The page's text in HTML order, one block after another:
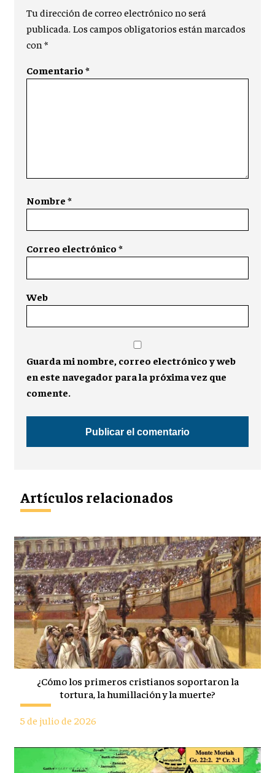
Tu dirección de correo electrónico no será
publicada. Los campos obligatorios están marcados
con*
Comentario*
Nombre*
Correo electrónico*
Web
Guarda mi nombre, correo electrónico y web
en este navegador para la próxima vez que
comente.
Artículos relacionados
¿Cómo los primeros cristianos soportaron la
tortura, la humillación y la muerte?
5 de julio de 2026